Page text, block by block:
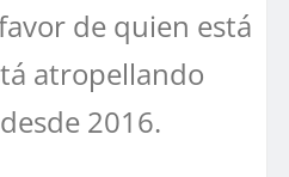
de quien está
atropellando
2016.